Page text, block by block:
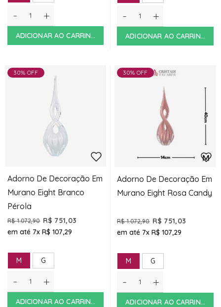
- +
ADICIONAR AO CARRINHO
- +
ADICIONAR AO CARRINHO
30% OFF
Adorno De Decoração Em
Murano Eight Branco
Pérola
R$ 1.072,90 R$ 751,03
em até 7x R$ 107,29
M G
- +
ADICIONAR AO CARRINHO
30% OFF
Adorno De Decoração Em
Murano Eight Rosa Candy
R$ 1.072,90 R$ 751,03
em até 7x R$ 107,29
M G
- +
ADICIONAR AO CARRINHO